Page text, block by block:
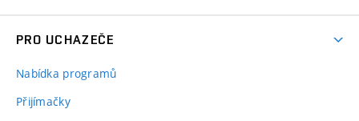
PRO UCHAZEČE
Nabídka programů
Přijímačky